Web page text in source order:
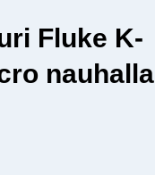
Fluke K-
nauhalla